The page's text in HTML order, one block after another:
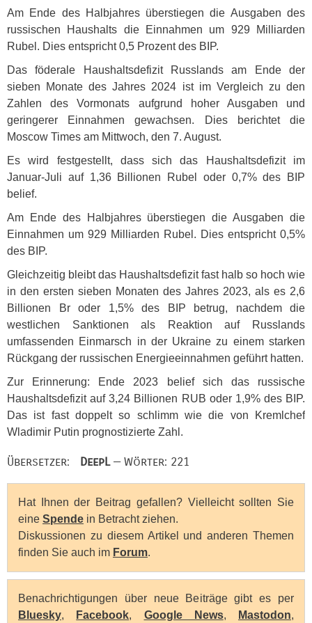
Am Ende des Halbjahres überstiegen die Ausgaben des
russischen Haushalts die Einnahmen um 929 Milliarden
Rubel. Dies entspricht 0,5 Prozent des BIP.
Das föderale Haushaltsdefizit Russlands am Ende der
sieben Monate des Jahres 2024 ist im Vergleich zu den
Zahlen des Vormonats aufgrund hoher Ausgaben und
geringerer Einnahmen gewachsen. Dies berichtet die
Moscow Times am Mittwoch, den 7. August.
Es wird festgestellt, dass sich das Haushaltsdefizit im
Januar-Juli auf 1,36 Billionen Rubel oder 0,7% des
BIP
belief.
Am Ende des Halbjahres überstiegen die Ausgaben die
Einnahmen um 929 Milliarden Rubel. Dies entspricht 0,5%
des BIP.
Gleichzeitig bleibt das Haushaltsdefizit fast halb so hoch wie
in den ersten sieben Monaten des Jahres 2023, als es 2,6
Billionen Br oder 1,5% des
BIP betrug, nachdem die
westlichen Sanktionen als Reaktion auf Russlands
umfassenden Einmarsch in der Ukraine zu einem starken
Rückgang der russischen Energieeinnahmen geführt hatten.
Zur Erinnerung: Ende 2023 belief sich das russische
Haushaltsdefizit auf 3,24 Billionen RUB oder 1,9% des BIP.
Das ist fast doppelt so schlimm wie die von Kremlchef
Wladimir Putin prognostizierte Zahl.
Übersetzer: DeepL— Wörter: 221
Hat Ihnen der Beitrag gefallen? Vielleicht sollten Sie
eine Spende in Betracht ziehen.
Diskussionen zu diesem Artikel und anderen Themen
finden Sie auch im Forum.
Benachrichtigungen über neue Beiträge gibt es per
Bluesky, Facebook, Google News, Mastodon,